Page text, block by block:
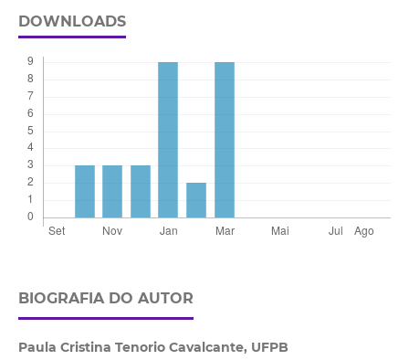
DOWNLOADS
BIOGRAFIA DO AUTOR
Paula Cristina Tenorio Cavalcante, UFPB